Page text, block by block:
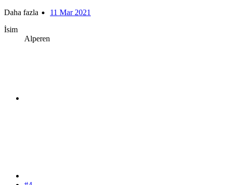
Daha fazla
İsim
Alperen
11 Mar 2021